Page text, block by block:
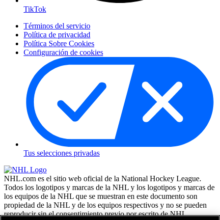
TikTok
Términos del servicio
Política de privacidad
Política Sobre Cookies
Configuración de cookies
Tus selecciones privadas
NHL.com es el sitio web oficial de la National Hockey League.
Todos los logotipos y marcas de la NHL y los logotipos y marcas de
los equipos de la NHL que se muestran en este documento son
propiedad de la NHL y de los equipos respectivos y no se pueden
reproducir sin el consentimiento previo por escrito de NHL